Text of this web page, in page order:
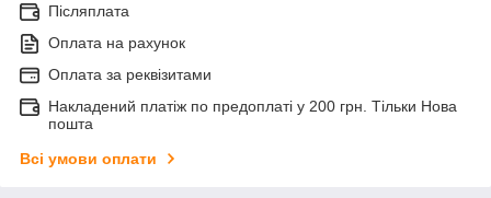
Післяплата
Оплата на рахунок
Оплата за реквізитами
Накладений платіж по предоплаті у 200 грн. Тільки Нова
пошта
Всі умови оплати